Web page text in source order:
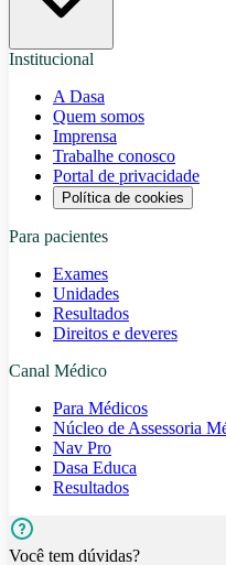
Institucional
A Dasa
Quem somos
Imprensa
Trabalhe conosco
Portal de privacidade
Política de cookies
Para pacientes
Exames
Unidades
Resultados
Direitos e deveres
Canal Médico
Para Médicos
Núcleo de Assessoria
Nav Pro
Dasa Educa
Resultados
Você tem dúvidas?